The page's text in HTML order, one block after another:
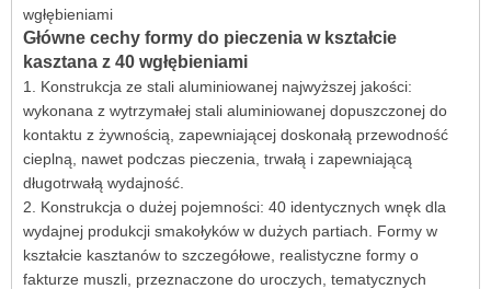
wgłębieniami
Główne cechy formy do pieczenia w kształcie
kasztana z 40 wgłębieniami
1. Konstrukcja ze stali aluminiowanej najwyższej jakości:
wykonana z wytrzymałej stali aluminiowanej dopuszczonej do
kontaktu z żywnością, zapewniającej doskonałą przewodność
cieplną, nawet podczas pieczenia, trwałą i zapewniającą
długotrwałą wydajność.
2. Konstrukcja o dużej pojemności: 40 identycznych wnęk dla
wydajnej produkcji smakołyków w dużych partiach. Formy w
kształcie kasztanów to szczegółowe, realistyczne formy o
fakturze muszli, przeznaczone do uroczych, tematycznych